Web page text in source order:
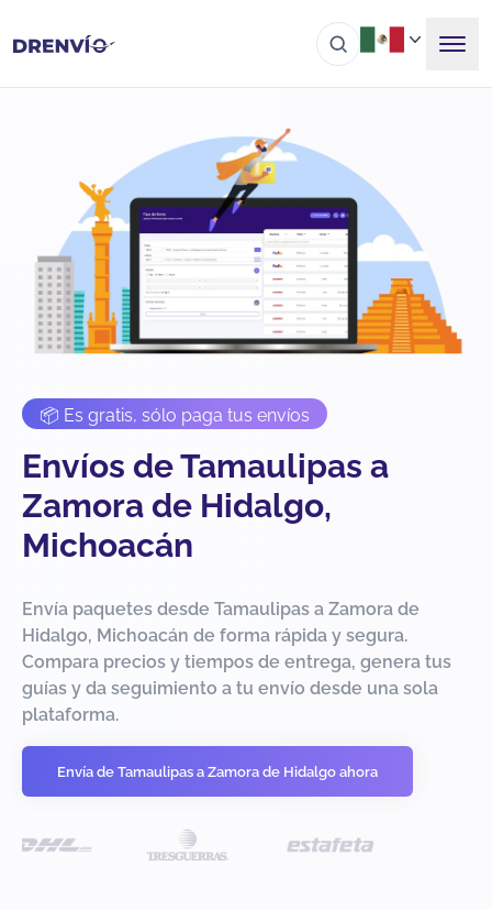
📦 Es gratis, sólo paga tus envíos
Envíos de Tamaulipas a
Zamora de Hidalgo,
Michoacán
Envía paquetes desde Tamaulipas a Zamora de
Hidalgo, Michoacán de forma rápida y segura.
Compara precios y tiempos de entrega, genera tus
guías y da seguimiento a tu envío desde una sola
plataforma.
Envía de Tamaulipas a Zamora de Hidalgo ahora